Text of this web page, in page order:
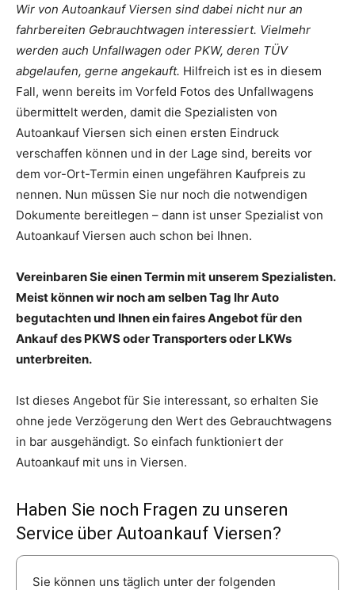
Wir von Autoankauf Viersen sind dabei nicht nur an
fahrbereiten Gebrauchtwagen interessiert. Vielmehr
werden auch Unfallwagen oder PKW, deren TÜV
abgelaufen, gerne angekauft. Hilfreich ist es in diesem
Fall, wenn bereits im Vorfeld Fotos des Unfallwagens
übermittelt werden, damit die Spezialisten von
Autoankauf Viersen sich einen ersten Eindruck
verschaffen können und in der Lage sind, bereits vor
dem vor-Ort-Termin einen ungefähren Kaufpreis zu
nennen. Nun müssen Sie nur noch die notwendigen
Dokumente bereitlegen – dann ist unser Spezialist von
Autoankauf Viersen auch schon bei Ihnen.
Vereinbaren Sie einen Termin mit unserem Spezialisten.
Meist können wir noch am selben Tag Ihr Auto
begutachten und Ihnen ein faires Angebot für den
Ankauf des PKWS oder Transporters oder LKWs
unterbreiten.
Ist dieses Angebot für Sie interessant, so erhalten Sie
ohne jede Verzögerung den Wert des Gebrauchtwagens
in bar ausgehändigt. So einfach funktioniert der
Autoankauf mit uns in Viersen.
Haben Sie noch Fragen zu unseren
Service über Autoankauf Viersen?
Sie können uns täglich unter der folgenden